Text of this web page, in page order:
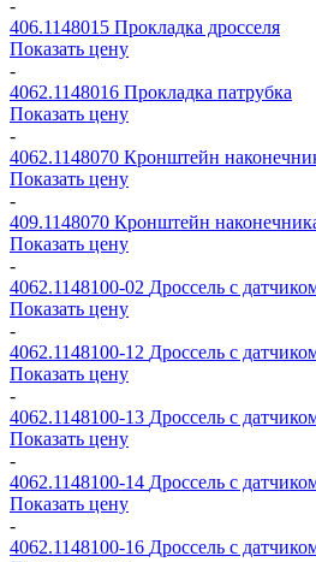
-
406.1148015 Прокладка дросселя
Показать цену
-
4062.1148016 Прокладка патрубка
Показать цену
-
4062.1148070 Кронштейн
Показать цену
-
409.1148070 Кронштейн
Показать цену
-
4062.1148100-02 Дроссель с
Показать цену
-
4062.1148100-12 Дроссель с
Показать цену
-
4062.1148100-13 Дроссель с
Показать цену
-
4062.1148100-14 Дроссель с
Показать цену
-
4062.1148100-16 Дроссель с